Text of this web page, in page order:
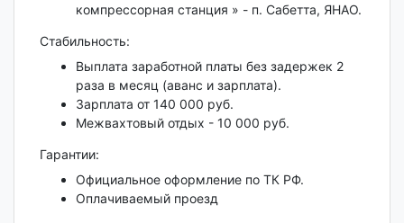
компрессорная станция » - п. Сабетта, ЯНАО.
Стабильность:
Выплата заработной платы без задержек 2
раза в месяц (аванс и зарплата).
Зарплата от 140 000 руб.
Межвахтовый отдых - 10 000 руб.
Гарантии:
Официальное оформление по ТК РФ.
Оплачиваемый проезд